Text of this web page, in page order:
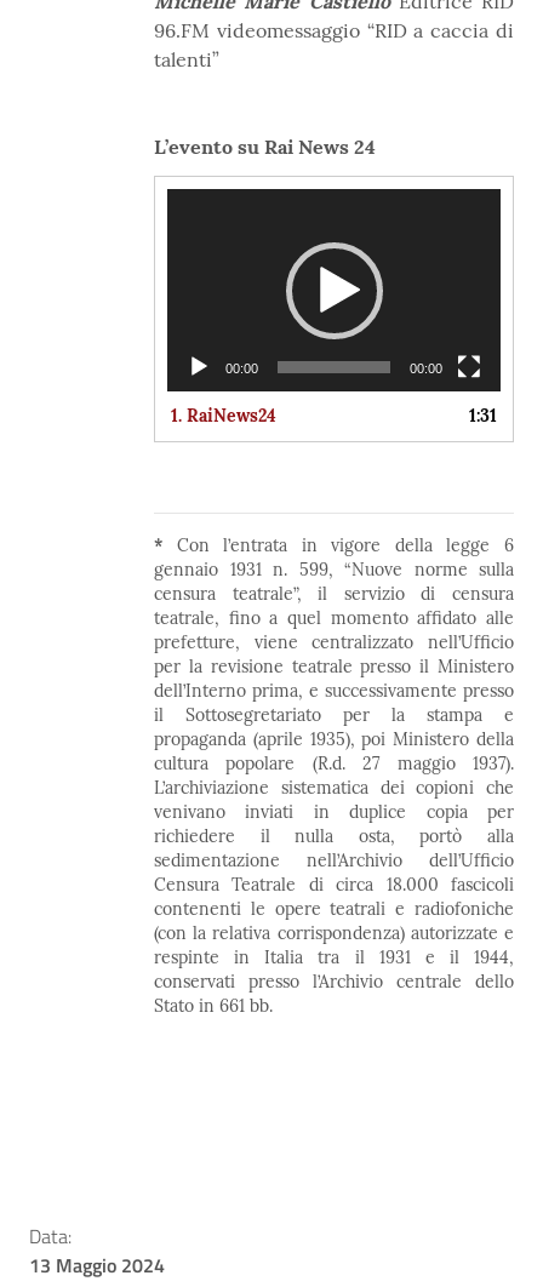
96.FM videomessaggio “RID a caccia di
talenti”
L’evento su Rai News 24
00:00 00:00
1. RaiNews24 1:31
* Con l’entrata in vigore della legge 6
gennaio 1931 n. 599, “Nuove norme sulla
censura teatrale”, il servizio di censura
teatrale, fino a quel momento affidato alle
prefetture, viene centralizzato nell’Ufficio
per la revisione teatrale presso il Ministero
dell’Interno prima, e successivamente presso
il Sottosegretariato per la stampa e
propaganda (aprile 1935), poi Ministero della
cultura popolare (R.d. 27 maggio 1937).
L’archiviazione sistematica dei copioni che
venivano inviati in duplice copia per
richiedere il nulla osta, portò alla
sedimentazione nell’Archivio dell’Ufficio
Censura Teatrale di circa 18.000 fascicoli
contenenti le opere teatrali e radiofoniche
(con la relativa corrispondenza) autorizzate e
respinte in Italia tra il 1931 e il 1944,
conservati presso l’Archivio centrale dello
Stato in 661 bb.
Data:
13 Maggio 2024